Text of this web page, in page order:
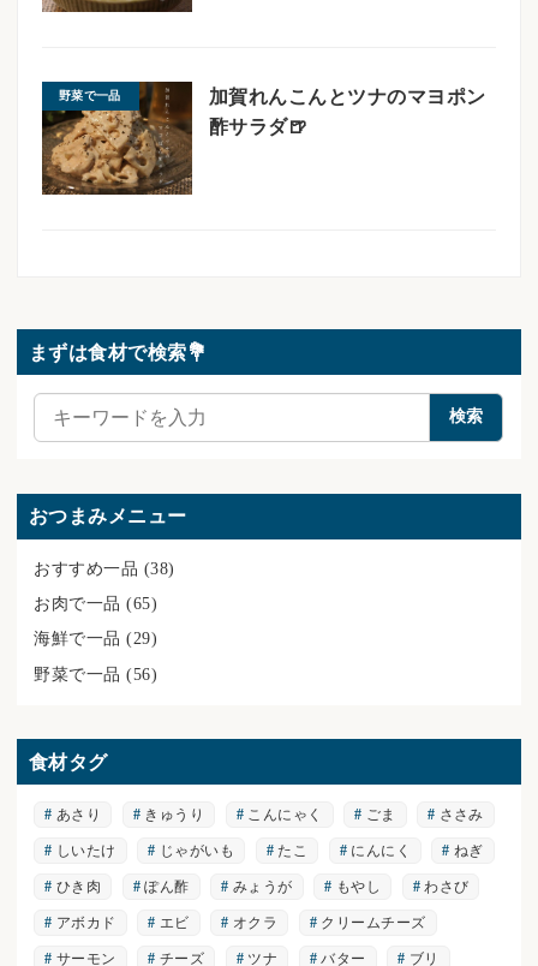
野菜で一品
加賀れんこんとツナのマヨポン
酢サラダ🍺
まずは食材で検索💐
検
検索
おつまみメニュー
おすすめ一品 (38)
お肉で一品 (65)
海鮮で一品 (29)
野菜で一品 (56)
食材タグ
あさり きゅうり こんにゃく ごま ささみ
しいたけ じゃがいも たこ にんにく ねぎ
ひき肉 ぽん酢 みょうが もやし わさび
アボカド エビ オクラ クリームチーズ
サーモン チーズ ツナ バター ブリ